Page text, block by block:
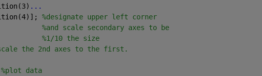
...
%designate upper left corner
%and scale secondary axes to be
%1/10 the size
the 2nd axes to the first.
%plot data